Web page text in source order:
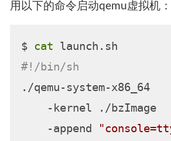
用以下的命令启动qemu虚拟机：
$ cat
#!/bin/sh
./qemu-system-x86_64
    -kernel ./bzImage
    -append